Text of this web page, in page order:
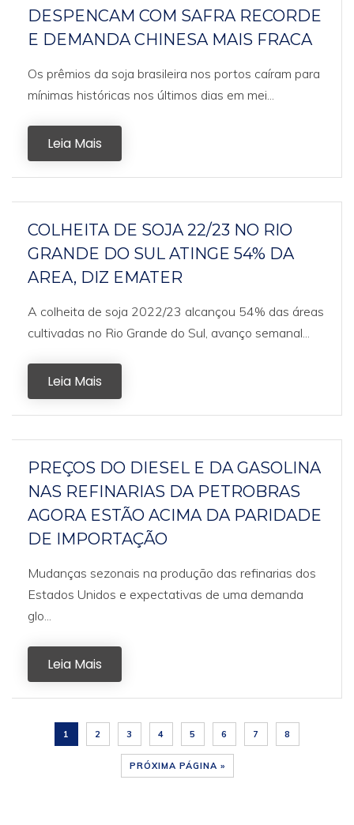
DESPENCAM COM SAFRA RECORDE
E DEMANDA CHINESA MAIS FRACA
Os prêmios da soja brasileira nos portos caíram para
mínimas históricas nos últimos dias em mei...
Leia Mais
COLHEITA DE SOJA 22/23 NO RIO
GRANDE DO SUL ATINGE 54% DA
AREA, DIZ EMATER
A colheita de soja 2022/23 alcançou 54% das áreas
cultivadas no Rio Grande do Sul, avanço semanal...
Leia Mais
PREÇOS DO DIESEL E DA GASOLINA
NAS REFINARIAS DA PETROBRAS
AGORA ESTÃO ACIMA DA PARIDADE
DE IMPORTAÇÃO
Mudanças sezonais na produção das refinarias dos
Estados Unidos e expectativas de uma demanda
glo...
Leia Mais
1 2 3 4 5 6 7 8
PRÓXIMA PÁGINA »